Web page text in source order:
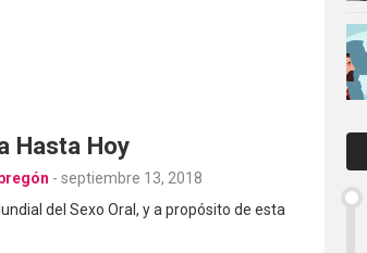
Hasta Hoy
- septiembre 13, 2018
del Sexo Oral, y a propósito de esta